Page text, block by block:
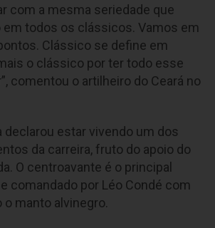
com a mesma seriedade que
todos os clássicos. Vamos em
Clássico se define em
o clássico por ter todo esse
comentou o artilheiro do Ceará no
declarou estar vivendo um dos
da carreira, fruto do apoio do
O centroavante é o principal
comandado por Léo Condé com
manto alvinegro.